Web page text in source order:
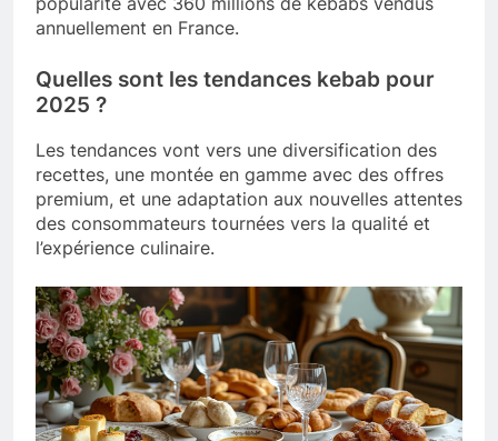
annuellement en France.
Quelles sont les tendances kebab pour
2025 ?
Les tendances vont vers une diversification des
recettes, une montée en gamme avec des offres
premium, et une adaptation aux nouvelles attentes
des consommateurs tournées vers la qualité et
l’expérience culinaire.